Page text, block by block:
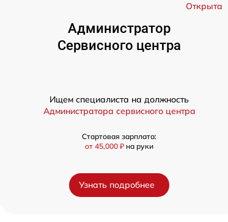
Открыта
Администратор
Сервисного центра
Ищем специалиста на должность
Администратора сервисного центра
Стартовая зарплата:
от 45,000 ₽ на руки
Узнать подробнее